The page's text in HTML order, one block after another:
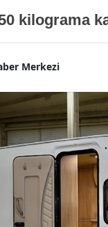
kilograma
Merkezi